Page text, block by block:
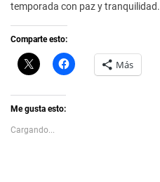
temporada con paz y tranquilidad.
Comparte esto:
C
l
k
t
s
h
H
a Más
Me gusta esto:
Cargando...